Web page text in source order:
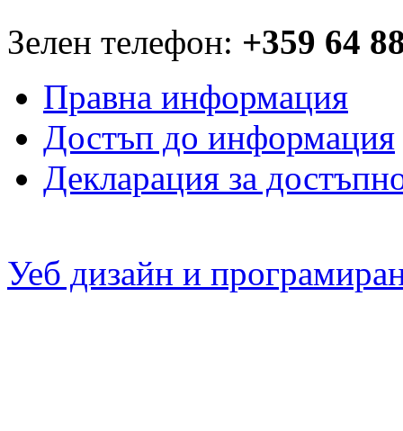
Зелен телефон: +359 64
Правна информация
Достъп до информация
Декларация за
Уеб дизайн и